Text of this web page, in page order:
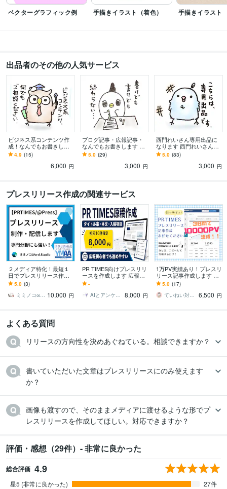
得意分野
ビジネス ゲーム 仕事 チラシ 恋愛
語学力
英語 ビジネスレベル
ベクターグラフィック例 手描きイラスト（着色） 手描きイラスト
出品者のその他の人気サービス
ビジネス系コンテンツ作
成！なんでもお書きしま
す 複雑な条件でも大丈
夫！ビジネス文章のプロ
4.9 (15)
6,000 円
ブログ記事・広報記事・
なんでもお書きします 高
品質、迅速納品。品質な
ら誰にも負けません。
5.0 (29)
3,000 円
西門れいさん専用出品に
なります 西門れいさん専
用出品サービスです♪
5.0 (83)
3,000 円
プレスリリース作成の関連サービス
２メディア特化！最短１
日でプレスリリース作成
します 【広報プロ】食
品・コスメ～IT・医療ま
で幅広く対応します。
5.0 (3)
ミミノコ∞広報・コピーライター 10,000 円
PR TIMES向けプレスリリ
ースを作成します 広報初
心者向けに入稿項目まで
丸ごと整理
-
AIとアンケート収集のプロ
8,000 円
1万PV実績あり！プレスリ
リース記事作成します リ
リース内容立案も可！わ
かりやすく伝わりやすい
記事を。
5.0 (17)
ていねい対応♡ふわり
6,500 円
よくある質問
リリースの方向性を決めあぐねている。相談できますか？
書いていただいた文章はプレスリリースにのみ使えます
か？
画像も渡すので、そのままメディアに渡せるような形でプ
レスリリースを作成してほしい。対応できますか？
評価・感想（29件）- 非常に良かった
総合評価 4.9
星5 (非常に良かった)
27件